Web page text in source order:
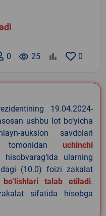
0
remove_red_eye 25
0
19.04.2024-
ushbu lot bo‘yicha
auksion savdolari
tomonidan uchinchi
ularning
(10.0) foizi zakalat
talab etiladi.
sifatida hisobga